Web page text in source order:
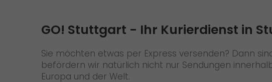
GO! Stuttgart - Ihr Kurierdienst in
Sie möchten etwas per Express versenden? Dann
befördern wir natürlich nicht nur Sendungen
Europa und der Welt.